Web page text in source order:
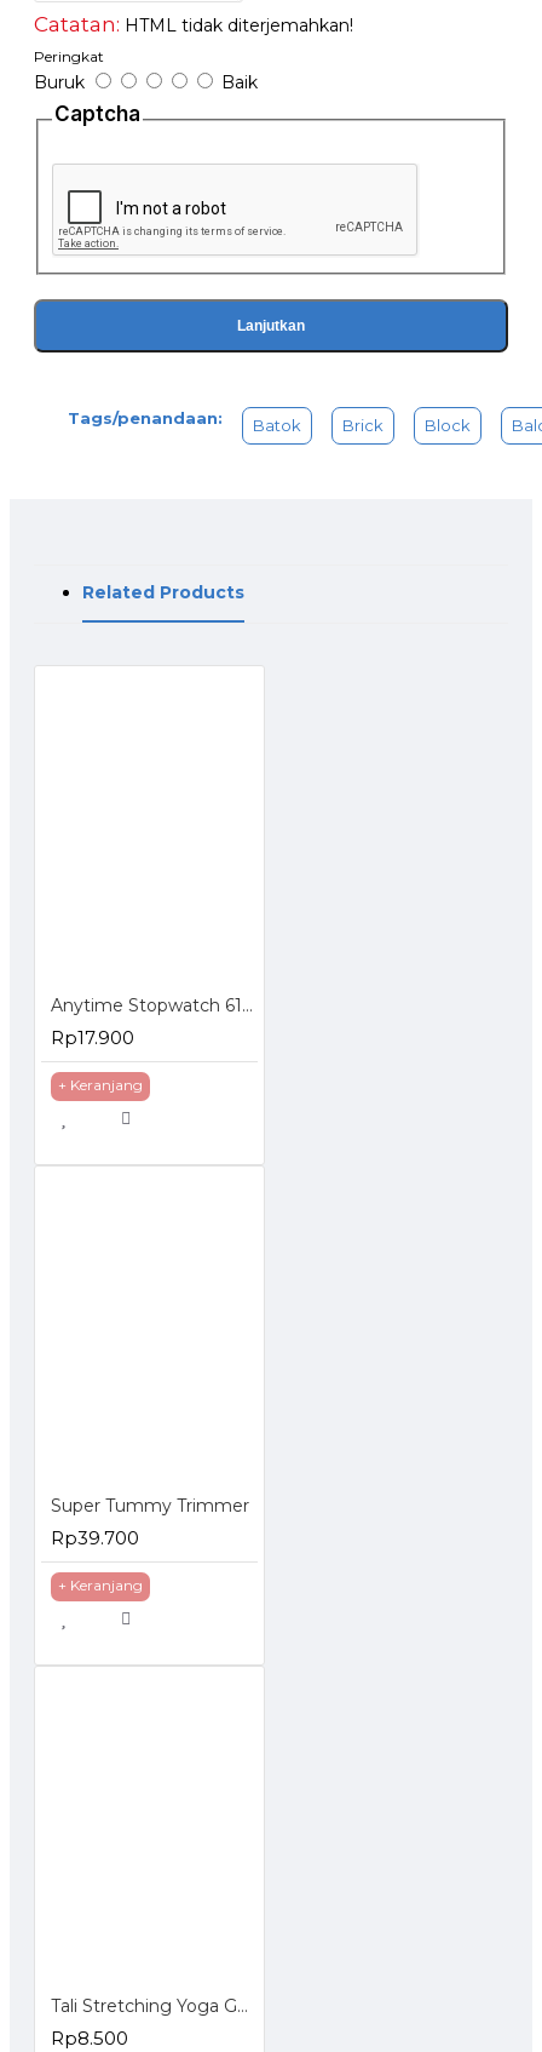
Harga yang tertera ada untuk 1pcs
Catatan: HTML tidak diterjemahkan!
Peringkat
Buruk Baik
Captcha
Lanjutkan
Tags/penandaan: Batok Brick Block
Related Products
Anytime Stopwatch 6191-A015
Rp17.900
+ Keranjang
Super Tummy Trimmer
Rp39.700
+ Keranjang
Tali Stretching Yoga Gym - Tali Perenggangan Otot Olahraga
Rp8.500